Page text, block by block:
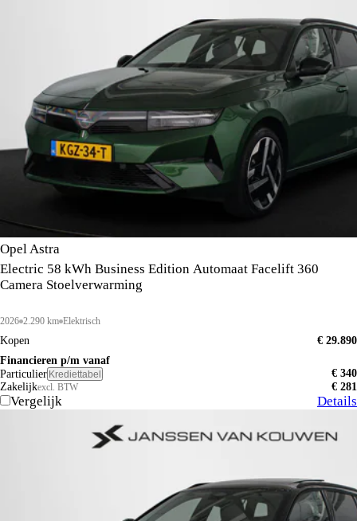
Opel Astra
Electric 58 kWh Business Edition Automaat Facelift 360
Camera Stoelverwarming
2026 2.290 km Elektrisch
Kopen
€ 29.890
Financieren p/m vanaf
Particulier Krediettabel
€ 340
Zakelijkexcl. BTW € 281
Vergelijk Details